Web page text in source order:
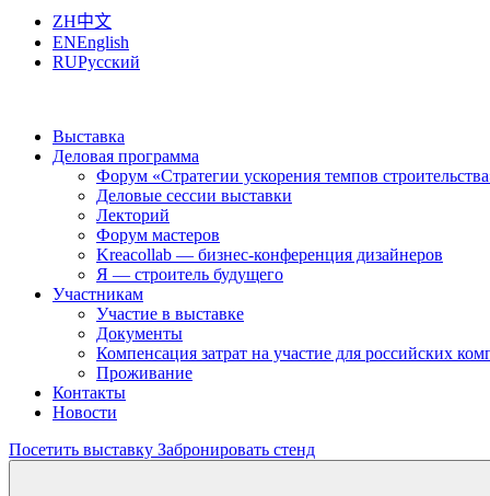
ZH中文
ENEnglish
RUРусский
Выставка
Деловая программа
Форум «Стратегии ускорения темпов
Деловые сессии выставки
Лекторий
Форум мастеров
Kreacollab — бизнес-конференция дизайнеров
Я — строитель будущего
Участникам
Участие в выставке
Документы
Компенсация затрат на участие для российских
Проживание
Контакты
Новости
Посетить выставку Забронировать стенд